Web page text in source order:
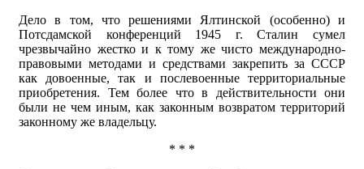
Дело в том, что решениями Ялтинской (особенно) и
Потсдамской конференций 1945 г. Сталин сумел
чрезвычайно жестко и к тому же чисто международно-
правовыми методами и средствами закрепить за СССР
как довоенные, так и послевоенные территориальные
приобретения. Тем более что в действительности они
были не чем иным, как законным возвратом территорий
законному же владельцу.
* * *